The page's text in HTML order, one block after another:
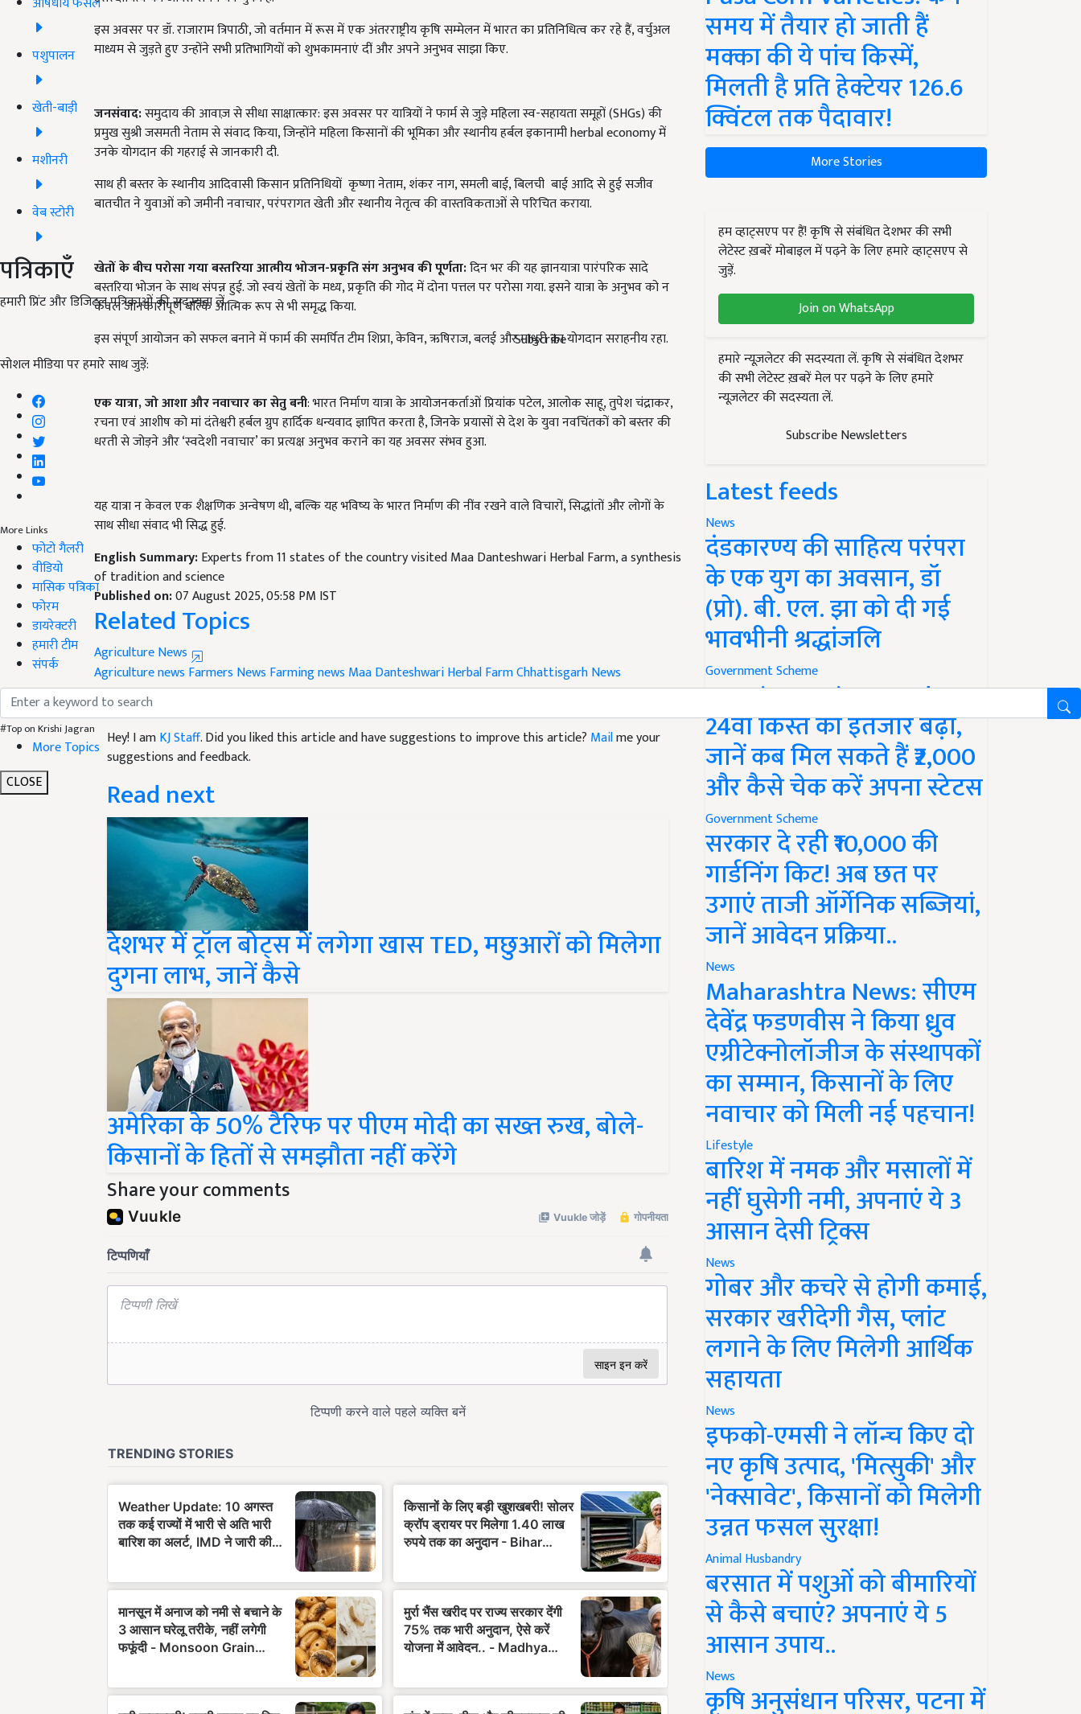
पशुपालन
खेती-बाड़ी
मशीनरी
वेब स्टोरी
पत्रिकाएँ
हमारी प्रिंट और डिजिटल पत्रिकाओं की सदस्यता लें
Subscribe
सोशल मीडिया पर हमारे साथ जुड़ें:
More Links
फोटो गैलरी
वीडियो
मासिक पत्रिका
फोरम
डायरेक्टरी
हमारी टीम
संपर्क
#Top on Krishi Jagran
More Topics
CLOSE
इस अवसर पर डॉ. राजाराम त्रिपाठी, जो वर्तमान में रूस में एक अंतरराष्ट्रीय कृषि सम्मेलन में भारत का प्रतिनिधित्व कर रहे हैं, वर्चुअल
माध्यम से जुड़ते हुए उन्होंने सभी प्रतिभागियों को शुभकामनाएं दीं और अपने अनुभव साझा किए.
जनसंवाद:समुदाय की आवाज़ से सीधा साक्षात्कार: इस अवसर पर यात्रियों ने फार्म से जुड़े महिला स्व-सहायता समूहों (SHGs) की
प्रमुख सुश्री जसमती नेताम से संवाद किया, जिन्होंने महिला किसानों की भूमिका और स्थानीय हर्बल इकानामी herbal economy में
उनके योगदान की गहराई से जानकारी दी.
साथ ही बस्तर के स्थानीय आदिवासी किसान प्रतिनिधियों कृष्णा नेताम, शंकर नाग, समली बाई, बिलची बाई आदि से हुई सजीव
बातचीत ने युवाओं को जमीनी नवाचार, परंपरागत खेती और स्थानीय नेतृत्व की वास्तविकताओं से परिचित कराया.
खेतों के बीच परोसा गया बस्तरिया आत्मीय भोजन-प्रकृति संग अनुभव की पूर्णता:दिन भर की यह ज्ञानयात्रा पारंपरिक सादे
बस्तरिया भोजन के साथ संपन्न हुई. जो स्वयं खेतों के मध्य, प्रकृति की गोद में दोना पत्तल पर परोसा गया. इसने यात्रा के अनुभव को न
केवल जानकारीपूर्ण बल्कि आत्मिक रूप से भी समृद्ध किया.
इस संपूर्ण आयोजन को सफल बनाने में फार्म की समर्पित टीम शिप्रा, केविन, ऋषिराज, बलई और माधुरी का योगदान सराहनीय रहा.
एक यात्रा,जो आशा और नवाचार का सेतु बनी: भारत निर्माण यात्रा के आयोजनकर्ताओं प्रियांक पटेल, आलोक साहू, तुपेश चंद्राकर,
रचना एवं आशीष को मां दंतेश्वरी हर्बल ग्रुप हार्दिक धन्यवाद ज्ञापित करता है, जिनके प्रयासों से देश के युवा नवचिंतकों को बस्तर की
धरती से जोड़ने और ‘स्वदेशी नवाचार’ का प्रत्यक्ष अनुभव कराने का यह अवसर संभव हुआ.
यह यात्रा न केवल एक शैक्षणिक अन्वेषण थी, बल्कि यह भविष्य के भारत निर्माण की नींव रखने वाले विचारों, सिद्धांतों और लोगों के
साथ सीधा संवाद भी सिद्ध हुई.
English Summary:Experts from 11 states of the country visited Maa Danteshwari Herbal Farm, a synthesis
of tradition and science
Published on:07 August 2025, 05:58 PM IST
Related Topics
Agriculture News
Agriculture news Farmers News Farming news Maa Danteshwari Herbal FarmChhattisgarh News
Like this article?
Hey! I amKJ Staff. Did you liked this article and have suggestions to improve this article? Mailme your
suggestions and feedback.
Read next
देशभर में ट्रॉल बोट्स में लगेगा खास TED, मछुआरों को मिलेगा
दुगना लाभ, जानें कैसे
अमेरिका के 50% टैरिफ पर पीएम मोदी का सख्त रुख, बोले-
किसानों के हितों से समझौता नहीं करेंगे
Share your comments
समय में तैयार हो जाती हैं
मक्का की ये पांच किस्में,
मिलती है प्रति हेक्टेयर 126.6
क्विंटल तक पैदावार!
More Stories
हम व्हाट्सएप पर हैं! कृषि से संबंधित देशभर की सभी
लेटेस्ट ख़बरें मोबाइल में पढ़ने के लिए हमारे व्हाट्सएप से
जुड़ें.
Join on WhatsApp
हमारे न्यूज़लेटर की सदस्यता लें. कृषि से संबंधित देशभर
की सभी लेटेस्ट ख़बरें मेल पर पढ़ने के लिए हमारे
न्यूज़लेटर की सदस्यता लें.
Subscribe Newsletters
Latest feeds
News
दंडकारण्य की साहित्य परंपरा
के एक युग का अवसान, डॉ
(प्रो). बी. एल. झा को दी गई
भावभीनी श्रद्धांजलि
Government Scheme
PM Kisan Yojana Update:
24वीं किस्त का इंतजार बढ़ा,
जानें कब मिल सकते हैं ₹2,000
और कैसे चेक करें अपना स्टेटस
Government Scheme
सरकार दे रही ₹10,000 की
गार्डनिंग किट! अब छत पर
उगाएं ताजी ऑर्गेनिक सब्जियां,
जानें आवेदन प्रक्रिया..
News
Maharashtra News: सीएम
देवेंद्र फडणवीस ने किया ध्रुव
एग्रीटेक्नोलॉजीज के संस्थापकों
का सम्मान, किसानों के लिए
नवाचार को मिली नई पहचान!
Lifestyle
बारिश में नमक और मसालों में
नहीं घुसेगी नमी, अपनाएं ये 3
आसान देसी ट्रिक्स
News
गोबर और कचरे से होगी कमाई,
सरकार खरीदेगी गैस, प्लांट
लगाने के लिए मिलेगी आर्थिक
सहायता
News
इफको-एमसी ने लॉन्च किए दो
नए कृषि उत्पाद, 'मित्सुकी' और
'नेक्सावेट', किसानों को मिलेगी
उन्नत फसल सुरक्षा!
Animal Husbandry
बरसात में पशुओं को बीमारियों
से कैसे बचाएं? अपनाएं ये 5
आसान उपाय..
News
कृषि अनुसंधान परिसर, पटना में